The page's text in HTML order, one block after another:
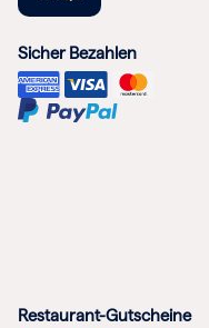
Sicher Bezahlen
Restaurant-Gutscheine